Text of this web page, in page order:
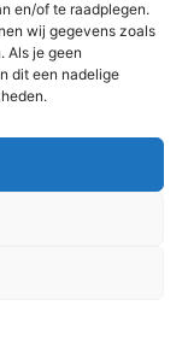
en/of te raadplegen.
wij gegevens zoals
Als je geen
dit een nadelige
All Rights